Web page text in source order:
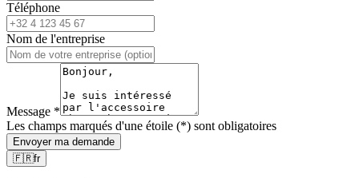
Téléphone
Nom de l'entreprise
Message *
Les champs marqués d'une étoile (*) sont obligatoires
Envoyer ma demande
🇫🇷fr